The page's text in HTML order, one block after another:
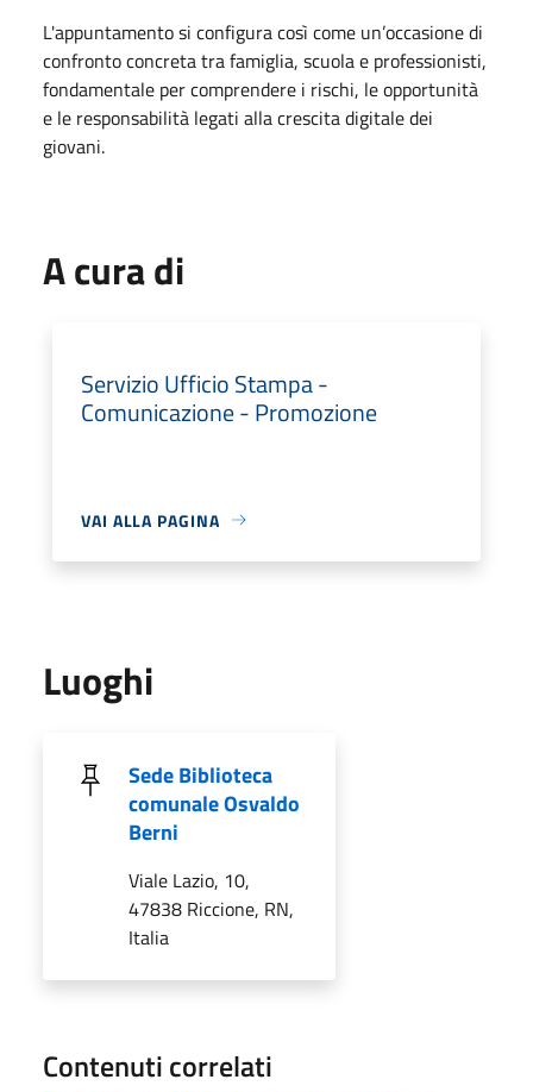
L'appuntamento si configura così come un’occasione di
confronto concreta tra famiglia, scuola e professionisti,
fondamentale per comprendere i rischi, le opportunità
e le responsabilità legati alla crescita digitale dei
giovani.
A cura di
Servizio Ufficio Stampa -
Comunicazione - Promozione
VAI ALLA PAGINA
Luoghi
Sede Biblioteca
comunale Osvaldo
Berni
Viale Lazio, 10,
47838 Riccione, RN,
Italia
Contenuti correlati